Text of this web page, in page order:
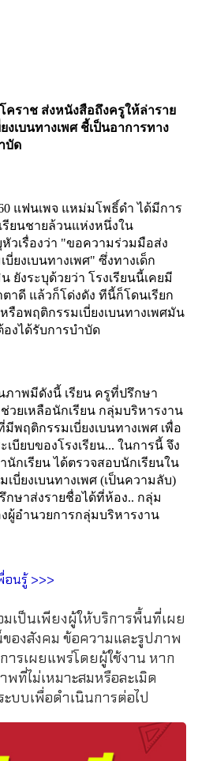
คราช ส่งหนังสือถึงครูให้ล่าราย
เบนทางเพศ ชี้เป็นอาการทาง
บัด
แฟนเพจ แหม่มโพธิ์ดำ ได้มีการ
รียนชายล้วนแห่งหนึ่งใน
วเรื่องว่า "ขอความร่วมมือส่ง
ยงเบนทางเพศ" ซึ่งทางเด็ก
ยังระบุด้วยว่า โรงเรียนนี้เคยมี
าดี แล้วก็โด่งดัง ทีนี้ก็โดนเรียก
รือพฤติกรรมเบี่ยงเบนทางเพศมัน
งได้รับการบำบัด
าพมีดังนี้ เรียน ครูที่ปรึกษา
วยเหลือนักเรียน กลุ่มบริหารงาน
พฤติกรรมเบี่ยงเบนทางเพศ เพื่อ
บียบของโรงเรียน... ในการนี้ จึง
กเรียน ได้ตรวจสอบนักเรียนใน
บี่ยงเบนทางเพศ (เป็นความลับ)
ษาส่งรายชื่อได้ที่ห้อง.. กลุ่ม
ผู้อำนวยการกลุ่มบริหารงาน
อนรู้ >>>
เป็นเพียงผู้ให้บริการพื้นที่เผย
องสังคม ข้อความและรูปภาพ
รเผยแพร่โดยผู้ใช้งาน หาก
ที่ไม่เหมาะสมหรือละเมิด
บบเพื่อดำเนินการต่อไป